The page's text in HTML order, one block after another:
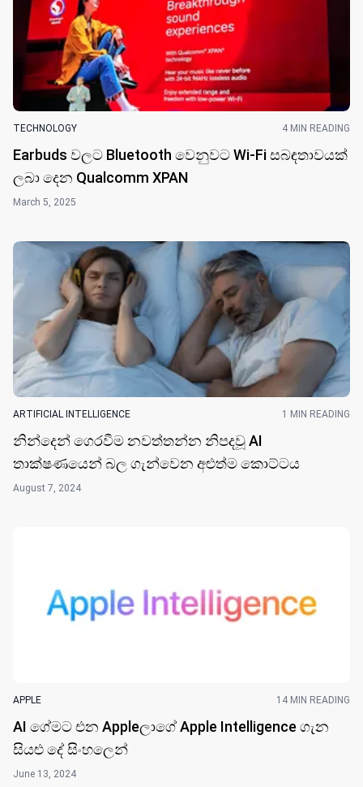
TECHNOLOGY 4 MIN READING
Earbuds වල​ට Bluetooth වෙනුවට Wi-Fi සබඳතාවයක්
ලබා දෙන Qualcomm XPAN
March 5, 2025
ARTIFICIAL INTELLIGENCE 1 MIN READING
නින්දෙ​න් ගෙරවීම නවත්තන්න නිපදවූ AI
තාක්ෂණයෙන් බල ගැන්වෙන අළුත්ම කොට්ට​ය
August 7, 2024
APPLE 14 MIN READING
AI ගේමට එන Appleලාගේ Apple Intelligence ගැන
සියළු දේ සිංහලෙ​න්
June 13, 2024